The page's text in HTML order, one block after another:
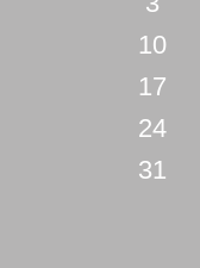
10
17
24
31